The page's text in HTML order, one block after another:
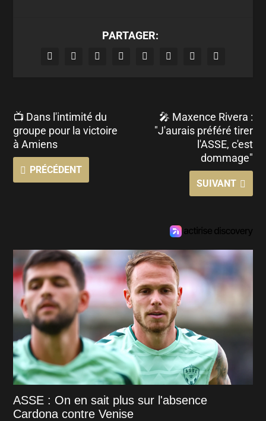
PARTAGER:
📺 Dans l'intimité du
groupe pour la victoire
à Amiens
PRÉCÉDENT
🎤 Maxence Rivera :
"J'aurais préféré tirer
l'ASSE, c'est
dommage"
SUIVANT
ASSE : On en sait plus sur l'absence
Cardona contre Venise